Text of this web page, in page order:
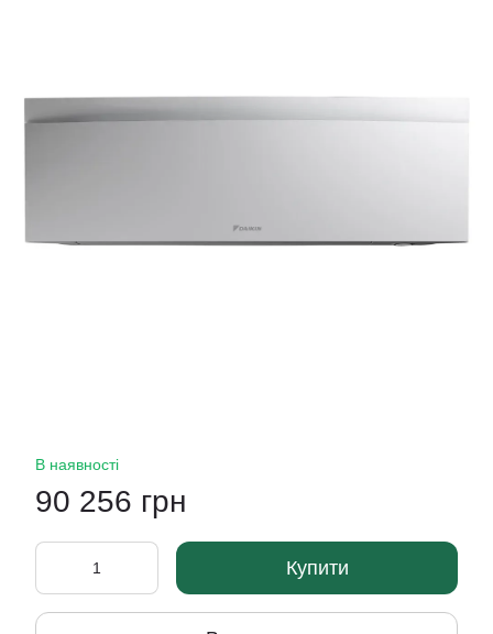
В наявності
90 256 грн
Купити